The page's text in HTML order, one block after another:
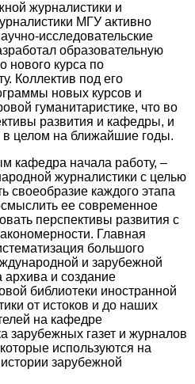
журналистики и
МГУ активно
исследовательские
образовательную
нового курса по
Коллектив под его
новых курсов и
гуманитаристике, что во
развития и кафедры, и
в целом на ближайшие годы.
кафедра начала работу, –
журналистики с целью
своеобразие каждого этапа
ее современное
перспективы развития с
Главная
большого
и зарубежной
и создание
библиотеки иностранной
от истоков и до наших
на кафедре
зарубежных газет и журналов
используются на
зарубежной